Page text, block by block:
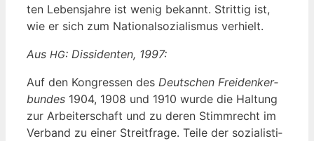
ten Lebens­jah­re ist wenig bekannt. Strit­tig ist,
wie er sich zum Natio­nal­so­zia­lis­mus verhielt.
Aus HG: Dis­si­den­ten, 1997:
Auf den Kon­gres­sen des Deut­schen Frei­den­ker­
bun­des 1904, 1908 und 1910 wur­de die Hal­tung
zur Arbei­ter­schaft und zu deren Stimm­recht im
Ver­band zu einer Streit­fra­ge. Tei­le der sozia­lis­ti­